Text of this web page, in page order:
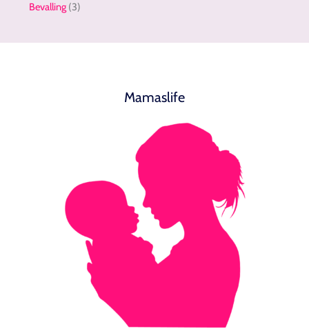
Bevalling (3)
Mamaslife